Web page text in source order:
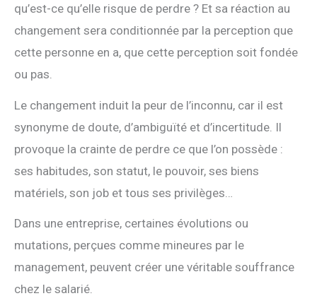
qu’est-ce qu’elle risque de perdre ? Et sa réaction au
changement sera conditionnée par la perception que
cette personne en a, que cette perception soit fondée
ou pas.
Le changement induit la peur de l’inconnu, car il est
synonyme de doute, d’ambiguïté et d’incertitude. Il
provoque la crainte de perdre ce que l’on possède :
ses habitudes, son statut, le pouvoir, ses biens
matériels, son job et tous ses privilèges…
Dans une entreprise, certaines évolutions ou
mutations, perçues comme mineures par le
management, peuvent créer une véritable souffrance
chez le salarié.